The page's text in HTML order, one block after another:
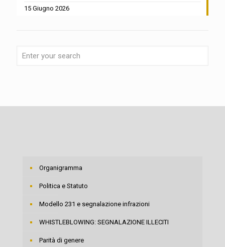
15 Giugno 2026
Organigramma
Politica e Statuto
Modello 231 e segnalazione infrazioni
WHISTLEBLOWING: SEGNALAZIONE ILLECITI
Parità di genere